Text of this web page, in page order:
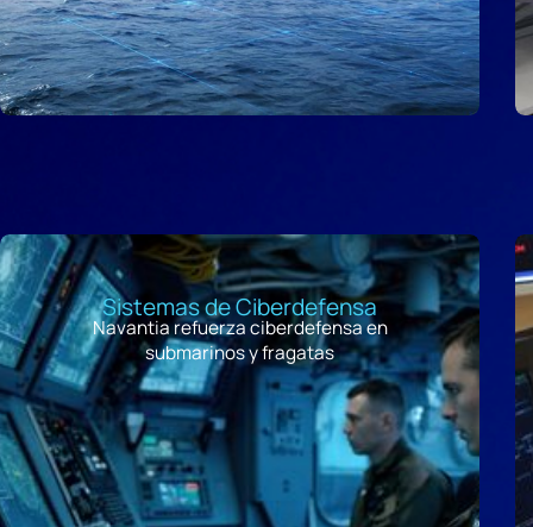
Sistemas de Ciberdefensa
Navantia refuerza ciberdefensa en
submarinos y fragatas